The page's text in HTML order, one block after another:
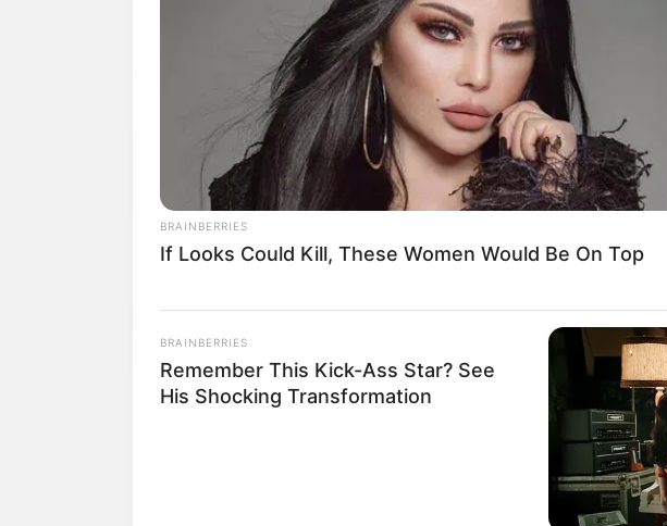
Agentes de Saúde do Estadual de MS. Foto/
Em reunião online realizada na sexta-feira (23), com os 262 AIS e
alterações da legislação, na ocasião foi destacado também a importância
BRAINBERRIES
If Looks Could Kill, These Women Would Be On Top
BRAINBERRIES
Remember This Kick-Ass Star? See
His Shocking Transformation